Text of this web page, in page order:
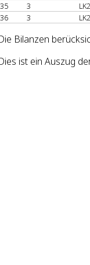
35
3
36
3
Bilanzen
ist ein Auszug